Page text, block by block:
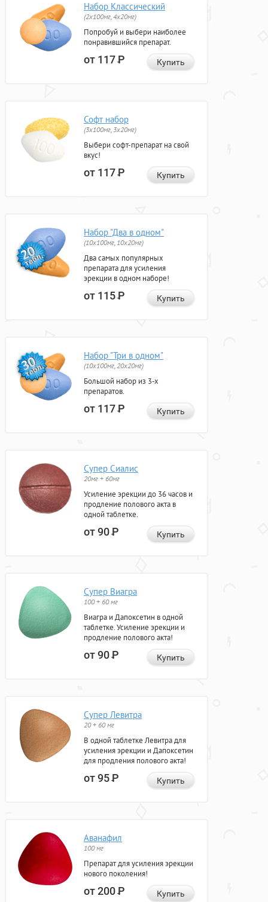
Набор Классический
(2x100мг, 4x20мг)
Попробуй и выбери наиболее
понравившийся препарат.
от 117Р Купить
Софт набор
(3x100мг, 3x20мг)
Выбери софт-препарат на свой
вкус!
от 117Р Купить
Набор "Два в одном"
(10x100мг, 10x20мг)
Два самых популярных
препарата для усиления
эрекции в одном наборе!
от 115Р Купить
Набор "Три в одном"
(10x100мг, 20x20мг)
Большой набор из 3-х
препаратов.
от 117Р Купить
Супер Сиалис
20мг + 60мг
Усиление эрекции до 36 часов и
продление полового акта в
одной таблетке.
от 90Р Купить
Супер Виагра
100 + 60 мг
Виагра и Дапоксетин в одной
таблетке. Усиление эрекции и
продление полового акта!
от 90Р Купить
Супер Левитра
20 + 60 мг
В одной таблетке Левитра для
усиления эрекции и Дапоксетин
для продления полового акта!
от 95Р Купить
Аванафил
100 мг
Препарат для усиления эрекции
нового поколения!
от 200Р Купить